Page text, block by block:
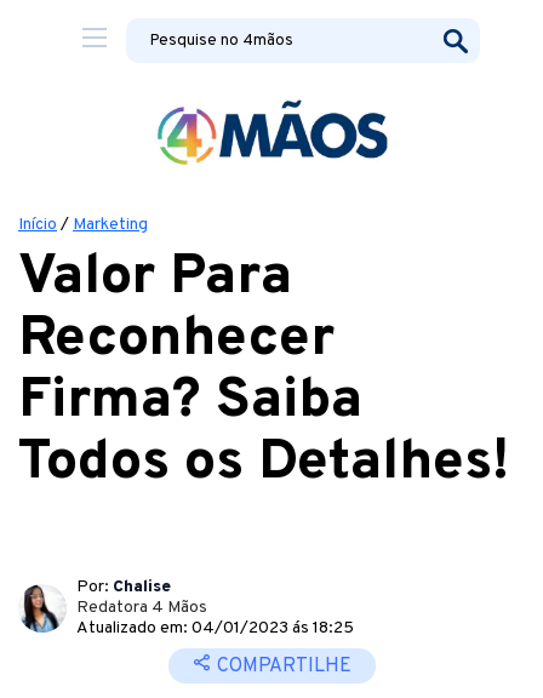
Início / Marketing
Valor Para
Reconhecer
Firma? Saiba
Todos os Detalhes!
Por: Chalise
Redatora 4 Mãos
Atualizado em: 04/01/2023 ás 18:25
COMPARTILHE